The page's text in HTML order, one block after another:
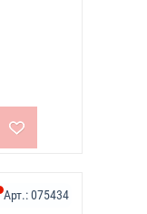
Арт.:075434